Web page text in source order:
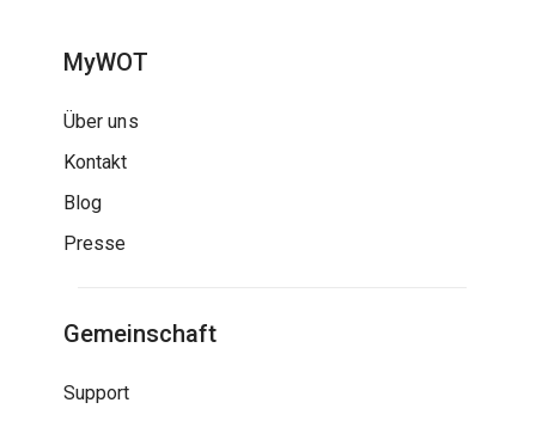
MyWOT
Über uns
Kontakt
Blog
Presse
Gemeinschaft
Support